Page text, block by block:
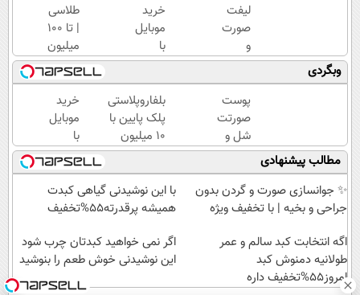
لیفت
صورت
و
غبغب
در یک
جلسه
با
اقساط
12
ماهه
خرید
موبایل
با
اسنپ
پی | در
۴
قسط
بدون
سود و
کارمزد!
طلاسی
| تا 100
میلیون
وام
آنی
خرید
طلا💰
ثبت
نام
کن!
وبگردی
پوست
صورتت
شل و
افتاده
شده؟
بدون
جراحی
کن ✨
بلفاروپلاستی
پلک پایین با
۱۰ میلیون
تخفیف فقط
۳۵ میلیون
👀
خرید
موبایل
با
اسنپ
پی | در
۴
قسط
سود و
کارمزد!
مطالب پیشنهادی
✨ جوانسازی صورت و گردن بدون
جراحی و بخیه | با تخفیف ویژه
با این نوشیدنی گیاهی کبدت
همیشه پرقدرته55%تخفیف
اگه انتخابت کبد سالم و عمر
طولانیه دمنوش کبد
امروز55%تخفیف داره
اگر نمی خواهید کبدتان چرب شود
این نوشیدنی خوش طعم را بنوشید